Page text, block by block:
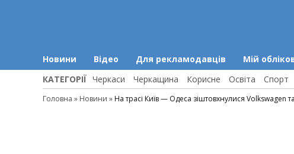
Новини Відео Для рекламодавців Мій
КАТЕГОРІЇ Черкаси Черкащина Корисне Освіта Спорт
Головна » Новини » На трасі Київ — Одеса зіштовхнулися Volkswagen